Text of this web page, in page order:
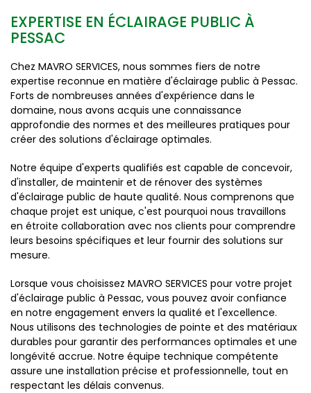
EXPERTISE EN ÉCLAIRAGE PUBLIC À
PESSAC
Chez MAVRO SERVICES, nous sommes fiers de notre
expertise reconnue en matière d'éclairage public à Pessac.
Forts de nombreuses années d'expérience dans le
domaine, nous avons acquis une connaissance
approfondie des normes et des meilleures pratiques pour
créer des solutions d'éclairage optimales.
Notre équipe d'experts qualifiés est capable de concevoir,
d'installer, de maintenir et de rénover des systèmes
d'éclairage public de haute qualité. Nous comprenons que
chaque projet est unique, c'est pourquoi nous travaillons
en étroite collaboration avec nos clients pour comprendre
leurs besoins spécifiques et leur fournir des solutions sur
mesure.
Lorsque vous choisissez MAVRO SERVICES pour votre projet
d'éclairage public à Pessac, vous pouvez avoir confiance
en notre engagement envers la qualité et l'excellence.
Nous utilisons des technologies de pointe et des matériaux
durables pour garantir des performances optimales et une
longévité accrue. Notre équipe technique compétente
assure une installation précise et professionnelle, tout en
respectant les délais convenus.